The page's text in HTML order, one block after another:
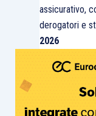
assicurativo,
derogatori e
2026